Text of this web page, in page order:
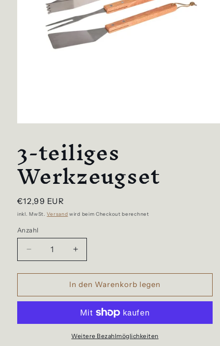
Modal
öffnen
3-teiliges
Werkzeugset
Normaler
Preis
€12,99 EUR
inkl. MwSt.Versand wird beim Checkout berechnet
Anzahl
Verringere
die
Menge
3-
Erhöhe
die
Menge
für
3-
Werkzeugset
SKU:
In den Warenkorb legen
Weitere Bezahlmöglichkeiten